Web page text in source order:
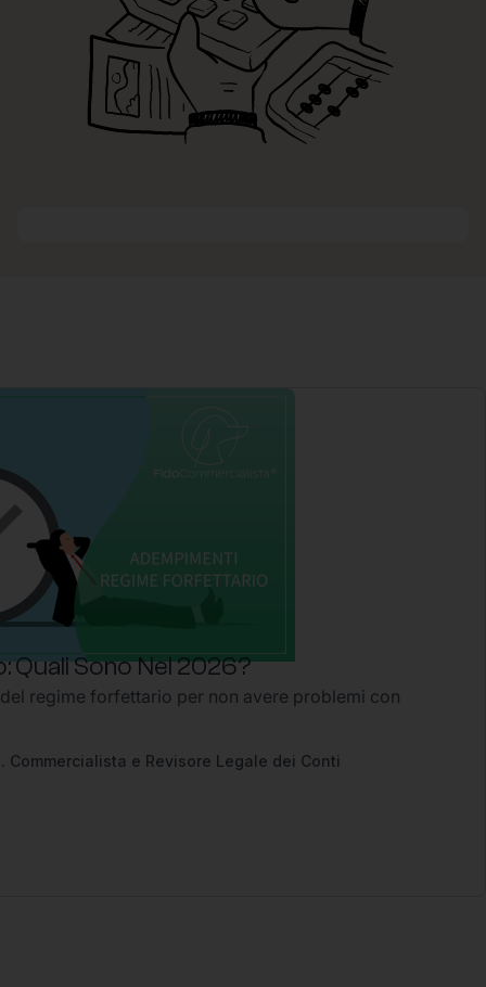
Sono Nel 2026?
regime forfettario per non avere problemi con
Commercialista e Revisore Legale dei Conti